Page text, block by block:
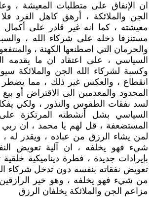
ان الإنفاق على متطلبات المعيشة ،
الجن والملائكة ، أرهق كاهل الفرد
معيشته ، كما انه غير قادر على أكمال
مستنزفا دخله على شركاء الله ،
والحرمان التي اصطنعها الكهنة ،
السياسي ، على اعتقاد ان ما يقدمه
وكسبة لشركاء الله الجن والملائكة
انقطاع ، والعكس غير ذلك ، مما
المحدود والمعدمين الى الاقتراض أو
لسد نفقات الطقوس والنذور ، ولكي يفكك
السياسي بشل أنشطته المرتكزة
المستضعفة ، قل لهم يا محمد ، ان
لمن يشاء الرزق من عباده ، ويقدر له ،
شيء فهو يخلفه ، ان آلية تعويض
بإيرادات جديدة ، فطرة ديناميكية خلقية
تعويض نفقاته بنفسه دون تدخل شركاء
من شيء فهو يخلفه ، وهو خير الرازقين
مزاعم الجن والملائكة يخلفان الرزق